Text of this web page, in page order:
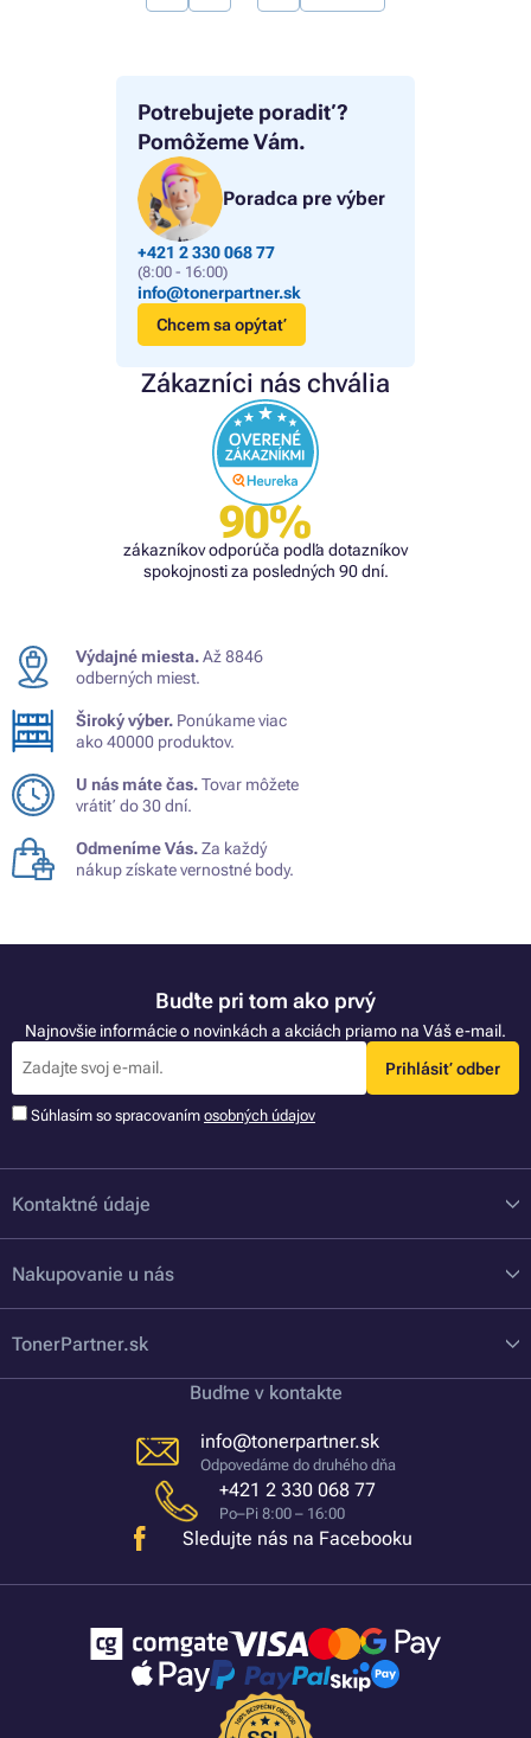
Potrebujete poradiť?
Pomôžeme Vám.
Poradca pre výber
+421 2 330 068 77
(8:00 - 16:00)
info@tonerpartner.sk
Chcem sa opýtať
Zákazníci nás chvália
90%
zákazníkov odporúča podľa dotazníkov
spokojnosti za posledných 90 dní.
Výdajné miesta.Až 8846
odberných miest.
Široký výber. Ponúkame viac
ako 40000 produktov.
U nás máte čas.Tovar môžete
vrátiť do 30 dní.
Odmeníme Vás.Za každý
nákup získate vernostné body.
Buďte pri tom ako prvý
Najnovšie informácie o novinkách a akciách priamo na Váš e-mail.
Prihlásiť odber
Súhlasím so spracovaním osobných údajov
Kontaktné údaje
Nakupovanie u nás
TonerPartner.sk
Buďme v kontakte
info@tonerpartner.sk
Odpovedáme do druhého dňa
+421 2 330 068 77
Po–Pi 8:00 – 16:00
Sledujte nás na Facebooku